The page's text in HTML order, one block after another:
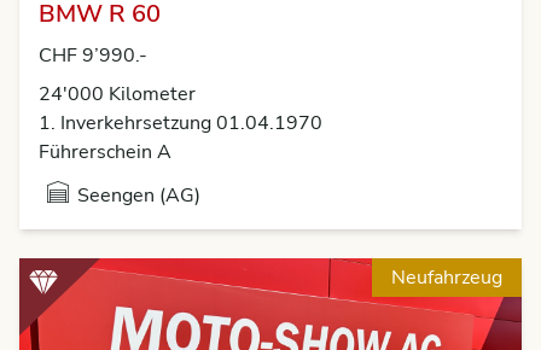
BMW R 60
CHF 9’990.-
24'000 Kilometer
1. Inverkehrsetzung 01.04.1970
Führerschein A
Seengen (AG)
Neufahrzeug